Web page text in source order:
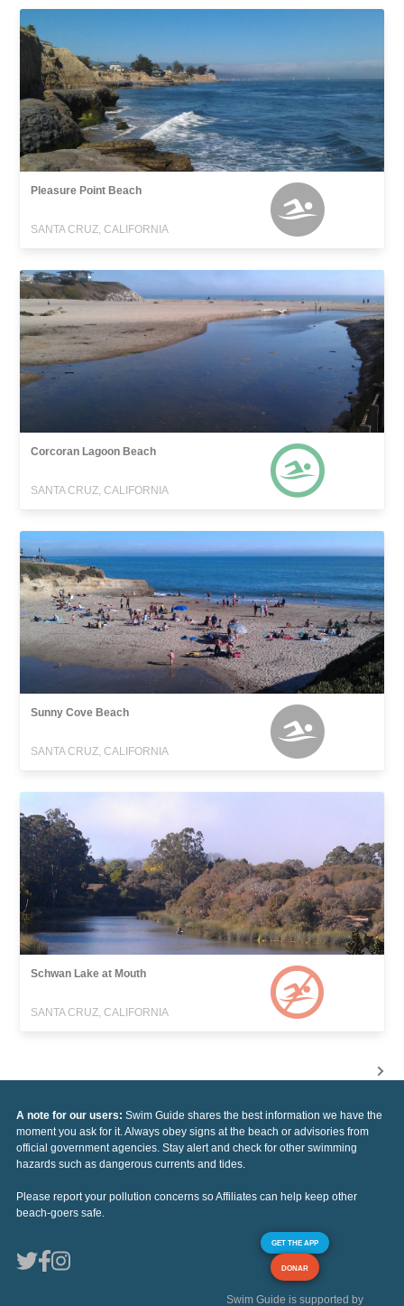
Pleasure Point Beach
SANTA CRUZ, CALIFORNIA
Corcoran Lagoon Beach
SANTA CRUZ, CALIFORNIA
Sunny Cove Beach
SANTA CRUZ, CALIFORNIA
Schwan Lake at Mouth
SANTA CRUZ, CALIFORNIA
A note for our users: Swim Guide shares the best information we have the
moment you ask for it. Always obey signs at the beach or advisories from
official government agencies. Stay alert and check for other swimming
hazards such as dangerous currents and tides.
Please report your pollution concerns so Affiliates can help keep other
beach-goers safe.
GET THE APP
DONAR
Swim Guide is supported by